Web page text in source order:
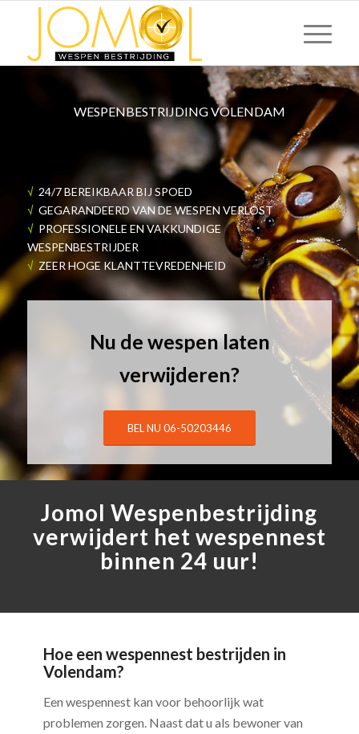
WESPENBESTRIJDING VOLENDAM
√ 24/7 BEREIKBAAR BIJ SPOED
√ GEGARANDEERD VAN DE WESPEN VERLOST
√ PROFESSIONELE EN VAKKUNDIGE
WESPENBESTRIJDER
√ ZEER HOGE KLANTTEVREDENHEID
Nu de wespen laten
verwijderen?
BEL NU 06-50203446
Jomol Wespenbestrijding
verwijdert het wespennest
binnen 24 uur!
Hoe een wespennest bestrijden in
Volendam?
Een wespennest kan voor behoorlijk wat
problemen zorgen. Naast dat u als bewoner van